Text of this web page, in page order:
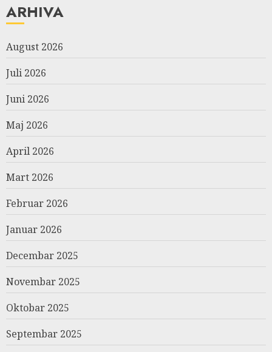
ARHIVA
August 2026
Juli 2026
Juni 2026
Maj 2026
April 2026
Mart 2026
Februar 2026
Januar 2026
Decembar 2025
Novembar 2025
Oktobar 2025
Septembar 2025